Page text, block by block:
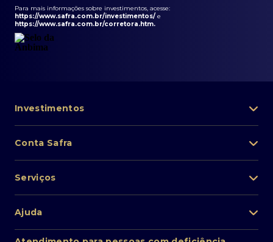
Para mais informações sobre investimentos, acesse:
https://www.safra.com.br/investimentos/ e
https://www.safra.com.br/corretora.htm.
Investimentos
Lista de fundos de investimento
Private Banking
Renda fixa
Conta Safra
Pessoa Física
Cartões
Empréstimos e financiamentos
Serviços
Perda/roubo de celular
Ajuda
Atendimento ao cliente